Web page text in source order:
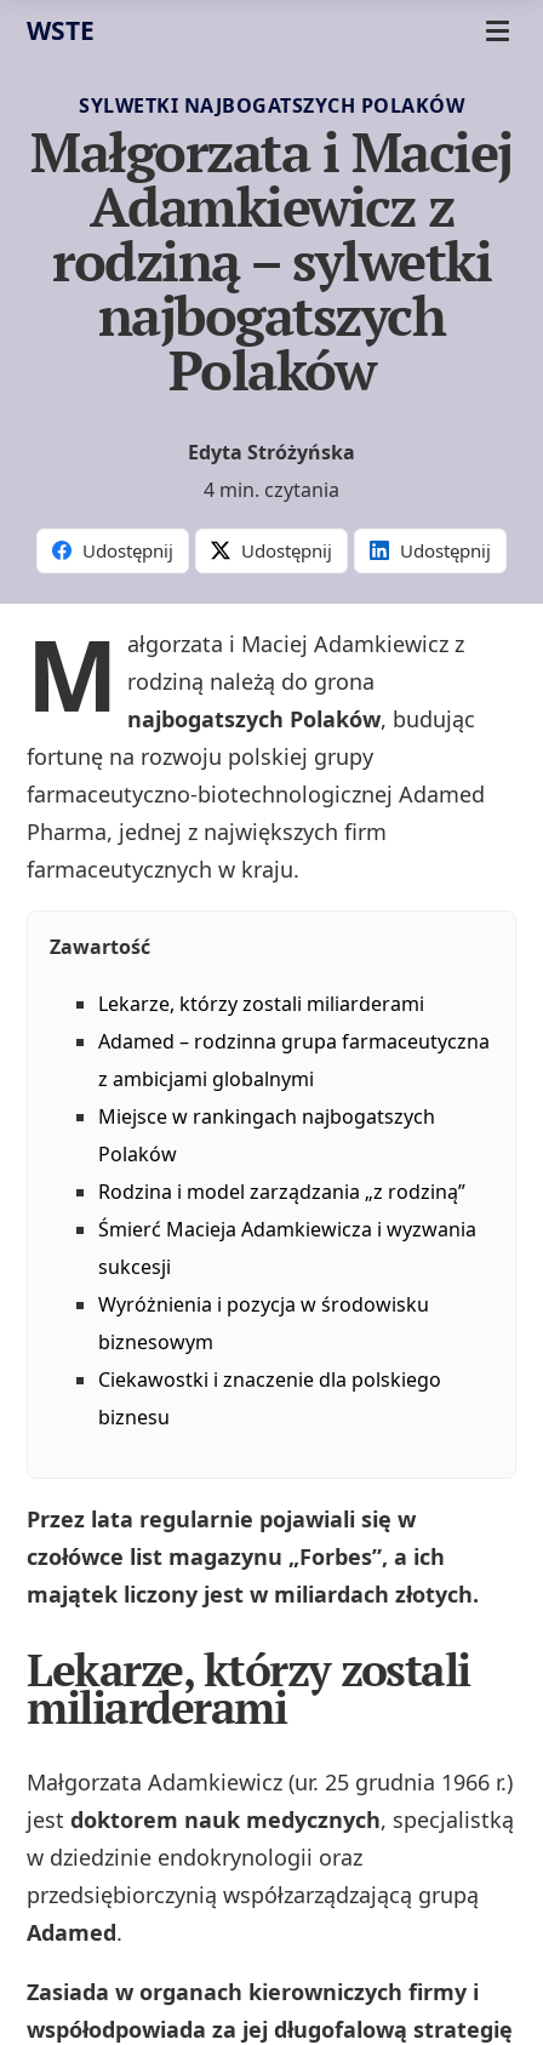
WSTE
SYLWETKI NAJBOGATSZYCH POLAKÓW
Małgorzata i Maciej
Adamkiewicz z
rodziną – sylwetki
najbogatszych
Polaków
Edyta Stróżyńska
4 min. czytania
Udostępnij Udostępnij Udostępnij
M
ałgorzata i Maciej Adamkiewicz z
rodziną należą do grona
najbogatszych Polaków, budując
fortunę na rozwoju polskiej grupy
farmaceutyczno‑biotechnologicznej Adamed
Pharma, jednej z największych firm
farmaceutycznych w kraju.
Zawartość
Lekarze, którzy zostali miliarderami
Adamed – rodzinna grupa farmaceutyczna
z ambicjami globalnymi
Miejsce w rankingach najbogatszych
Polaków
Rodzina i model zarządzania „z rodziną”
Śmierć Macieja Adamkiewicza i wyzwania
sukcesji
Wyróżnienia i pozycja w środowisku
biznesowym
Ciekawostki i znaczenie dla polskiego
biznesu
Przez lata regularnie pojawiali się w
czołówce list magazynu „Forbes”, a ich
majątek liczony jest w miliardach złotych.
Lekarze, którzy zostali
miliarderami
Małgorzata Adamkiewicz (ur. 25 grudnia 1966 r.)
jestdoktorem nauk medycznych, specjalistką
w dziedzinie endokrynologii oraz
przedsiębiorczynią współzarządzającą grupą
Adamed.
Zasiada w organach kierowniczych firmy i
współodpowiada za jej długofalową strategię